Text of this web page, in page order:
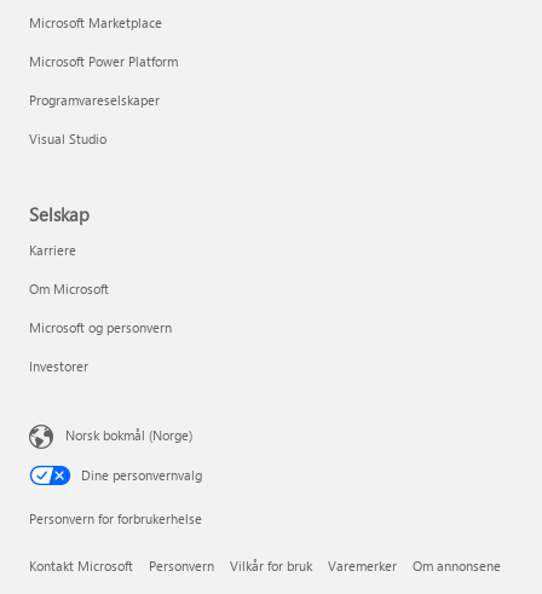
Microsoft Marketplace
Microsoft Power Platform
Programvareselskaper
Visual Studio
Selskap
Karriere
Om Microsoft
Microsoft og personvern
Investorer
Norsk bokmål (Norge)
Dine personvernvalg
Personvern for forbrukerhelse
Kontakt Microsoft Personvern Vilkår for bruk Varemerker Om annonsene